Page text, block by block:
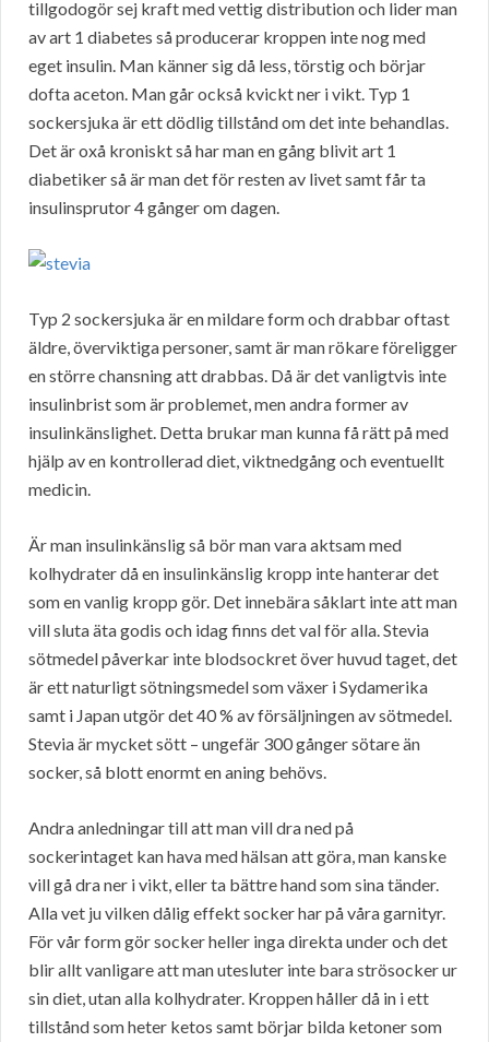
tillgodogör sej kraft med vettig distribution och lider man
av art 1 diabetes så producerar kroppen inte nog med
eget insulin. Man känner sig då less, törstig och börjar
dofta aceton. Man går också kvickt ner i vikt. Typ 1
sockersjuka är ett dödlig tillstånd om det inte behandlas.
Det är oxå kroniskt så har man en gång blivit art 1
diabetiker så är man det för resten av livet samt får ta
insulinsprutor 4 gånger om dagen.
Typ 2 sockersjuka är en mildare form och drabbar oftast
äldre, överviktiga personer, samt är man rökare föreligger
en större chansning att drabbas. Då är det vanligtvis inte
insulinbrist som är problemet, men andra former av
insulinkänslighet. Detta brukar man kunna få rätt på med
hjälp av en kontrollerad diet, viktnedgång och eventuellt
medicin.
Är man insulinkänslig så bör man vara aktsam med
kolhydrater då en insulinkänslig kropp inte hanterar det
som en vanlig kropp gör. Det innebära såklart inte att man
vill sluta äta godis och idag finns det val för alla. Stevia
sötmedel påverkar inte blodsockret över huvud taget, det
är ett naturligt sötningsmedel som växer i Sydamerika
samt i Japan utgör det 40 % av försäljningen av sötmedel.
Stevia är mycket sött – ungefär 300 gånger sötare än
socker, så blott enormt en aning behövs.
Andra anledningar till att man vill dra ned på
sockerintaget kan hava med hälsan att göra, man kanske
vill gå dra ner i vikt, eller ta bättre hand som sina tänder.
Alla vet ju vilken dålig effekt socker har på våra garnityr.
För vår form gör socker heller inga direkta under och det
blir allt vanligare att man utesluter inte bara strösocker ur
sin diet, utan alla kolhydrater. Kroppen håller då in i ett
tillstånd som heter ketos samt börjar bilda ketoner som